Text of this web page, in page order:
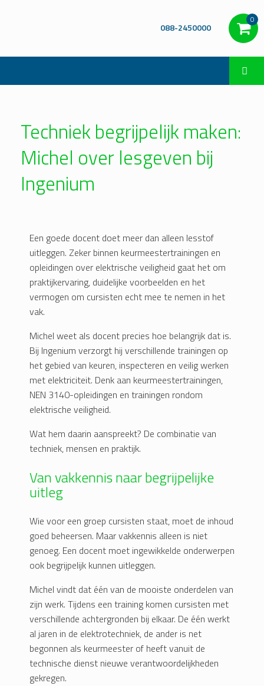
088-2450000
0
Techniek begrijpelijk maken:
Michel over lesgeven bij
Ingenium
Een goede docent doet meer dan alleen lesstof
uitleggen. Zeker binnen keurmeestertrainingen en
opleidingen over elektrische veiligheid gaat het om
praktijkervaring, duidelijke voorbeelden en het
vermogen om cursisten echt mee te nemen in het
vak.
Michel weet als docent precies hoe belangrijk dat is.
Bij Ingenium verzorgt hij verschillende trainingen op
het gebied van keuren, inspecteren en veilig werken
met elektriciteit. Denk aan keurmeestertrainingen,
NEN 3140-opleidingen en trainingen rondom
elektrische veiligheid.
Wat hem daarin aanspreekt? De combinatie van
techniek, mensen en praktijk.
Van vakkennis naar begrijpelijke
uitleg
Wie voor een groep cursisten staat, moet de inhoud
goed beheersen. Maar vakkennis alleen is niet
genoeg. Een docent moet ingewikkelde onderwerpen
ook begrijpelijk kunnen uitleggen.
Michel vindt dat één van de mooiste onderdelen van
zijn werk. Tijdens een training komen cursisten met
verschillende achtergronden bij elkaar. De één werkt
al jaren in de elektrotechniek, de ander is net
begonnen als keurmeester of heeft vanuit de
technische dienst nieuwe verantwoordelijkheden
gekregen.